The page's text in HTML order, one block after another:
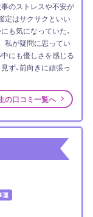
のストレスや不安が
定はサクサクといい
も気になっていた、
私が疑問に思ってい
にも優しさを感じる
ず、前向きに頑張っ
の口コミ一覧へ
運